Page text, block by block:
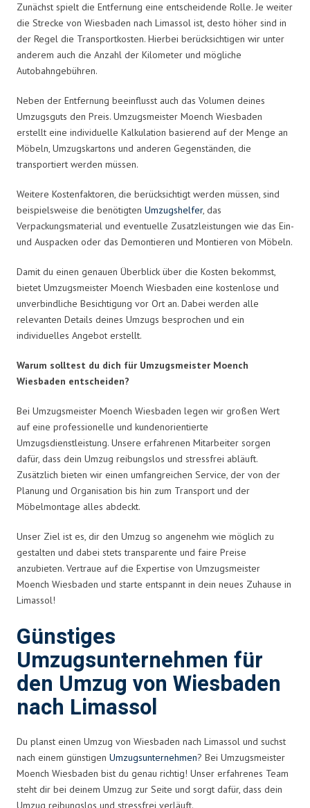
Zunächst spielt die Entfernung eine entscheidende Rolle. Je weiter
die Strecke von Wiesbaden nach Limassol ist, desto höher sind in
der Regel die Transportkosten. Hierbei berücksichtigen wir unter
anderem auch die Anzahl der Kilometer und mögliche
Autobahngebühren.
Neben der Entfernung beeinflusst auch das Volumen deines
Umzugsguts den Preis. Umzugsmeister Moench Wiesbaden
erstellt eine individuelle Kalkulation basierend auf der Menge an
Möbeln, Umzugskartons und anderen Gegenständen, die
transportiert werden müssen.
Weitere Kostenfaktoren, die berücksichtigt werden müssen, sind
beispielsweise die benötigten Umzugshelfer, das
Verpackungsmaterial und eventuelle Zusatzleistungen wie das Ein-
und Auspacken oder das Demontieren und Montieren von Möbeln.
Damit du einen genauen Überblick über die Kosten bekommst,
bietet Umzugsmeister Moench Wiesbaden eine kostenlose und
unverbindliche Besichtigung vor Ort an. Dabei werden alle
relevanten Details deines Umzugs besprochen und ein
individuelles Angebot erstellt.
Warum solltest du dich für Umzugsmeister Moench
Wiesbaden entscheiden?
Bei Umzugsmeister Moench Wiesbaden legen wir großen Wert
auf eine professionelle und kundenorientierte
Umzugsdienstleistung. Unsere erfahrenen Mitarbeiter sorgen
dafür, dass dein Umzug reibungslos und stressfrei abläuft.
Zusätzlich bieten wir einen umfangreichen Service, der von der
Planung und Organisation bis hin zum Transport und der
Möbelmontage alles abdeckt.
Unser Ziel ist es, dir den Umzug so angenehm wie möglich zu
gestalten und dabei stets transparente und faire Preise
anzubieten. Vertraue auf die Expertise von Umzugsmeister
Moench Wiesbaden und starte entspannt in dein neues Zuhause in
Limassol!
Günstiges
Umzugsunternehmen für
den Umzug von Wiesbaden
nach Limassol
Du planst einen Umzug von Wiesbaden nach Limassol und suchst
nach einem günstigen Umzugsunternehmen? Bei Umzugsmeister
Moench Wiesbaden bist du genau richtig! Unser erfahrenes Team
steht dir bei deinem Umzug zur Seite und sorgt dafür, dass dein
Umzug reibungslos und stressfrei verläuft.